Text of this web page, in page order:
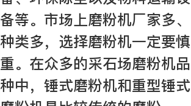
备等。市场上磨粉机厂家多、
种类多，选择磨粉机一定要慎
重。在众多的采石场磨粉机品
种中，锤式磨粉机和重型锤式